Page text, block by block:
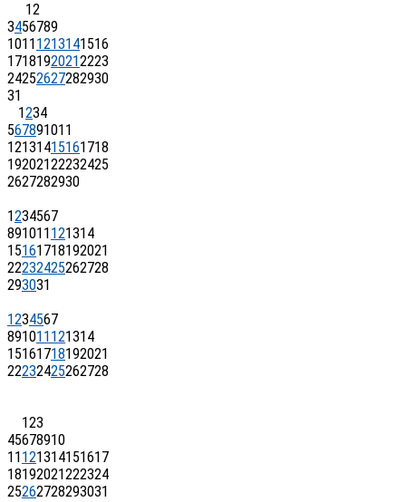
12
3456789
1011 1213141516
17181920212223
24252627282930
31
1234
567891011
12131415161718
19202122232425
2627282930
1234567
891011 121314
15161718192021
22232425262728
293031
1234567
891011 121314
15161718192021
22232425262728
123
45678910
11 121314151617
18192021222324
25262728293031